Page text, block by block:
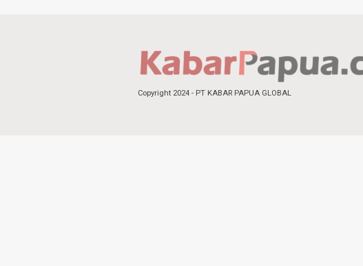
Copyright 2024 - PT KABAR PAPUA GLOBAL